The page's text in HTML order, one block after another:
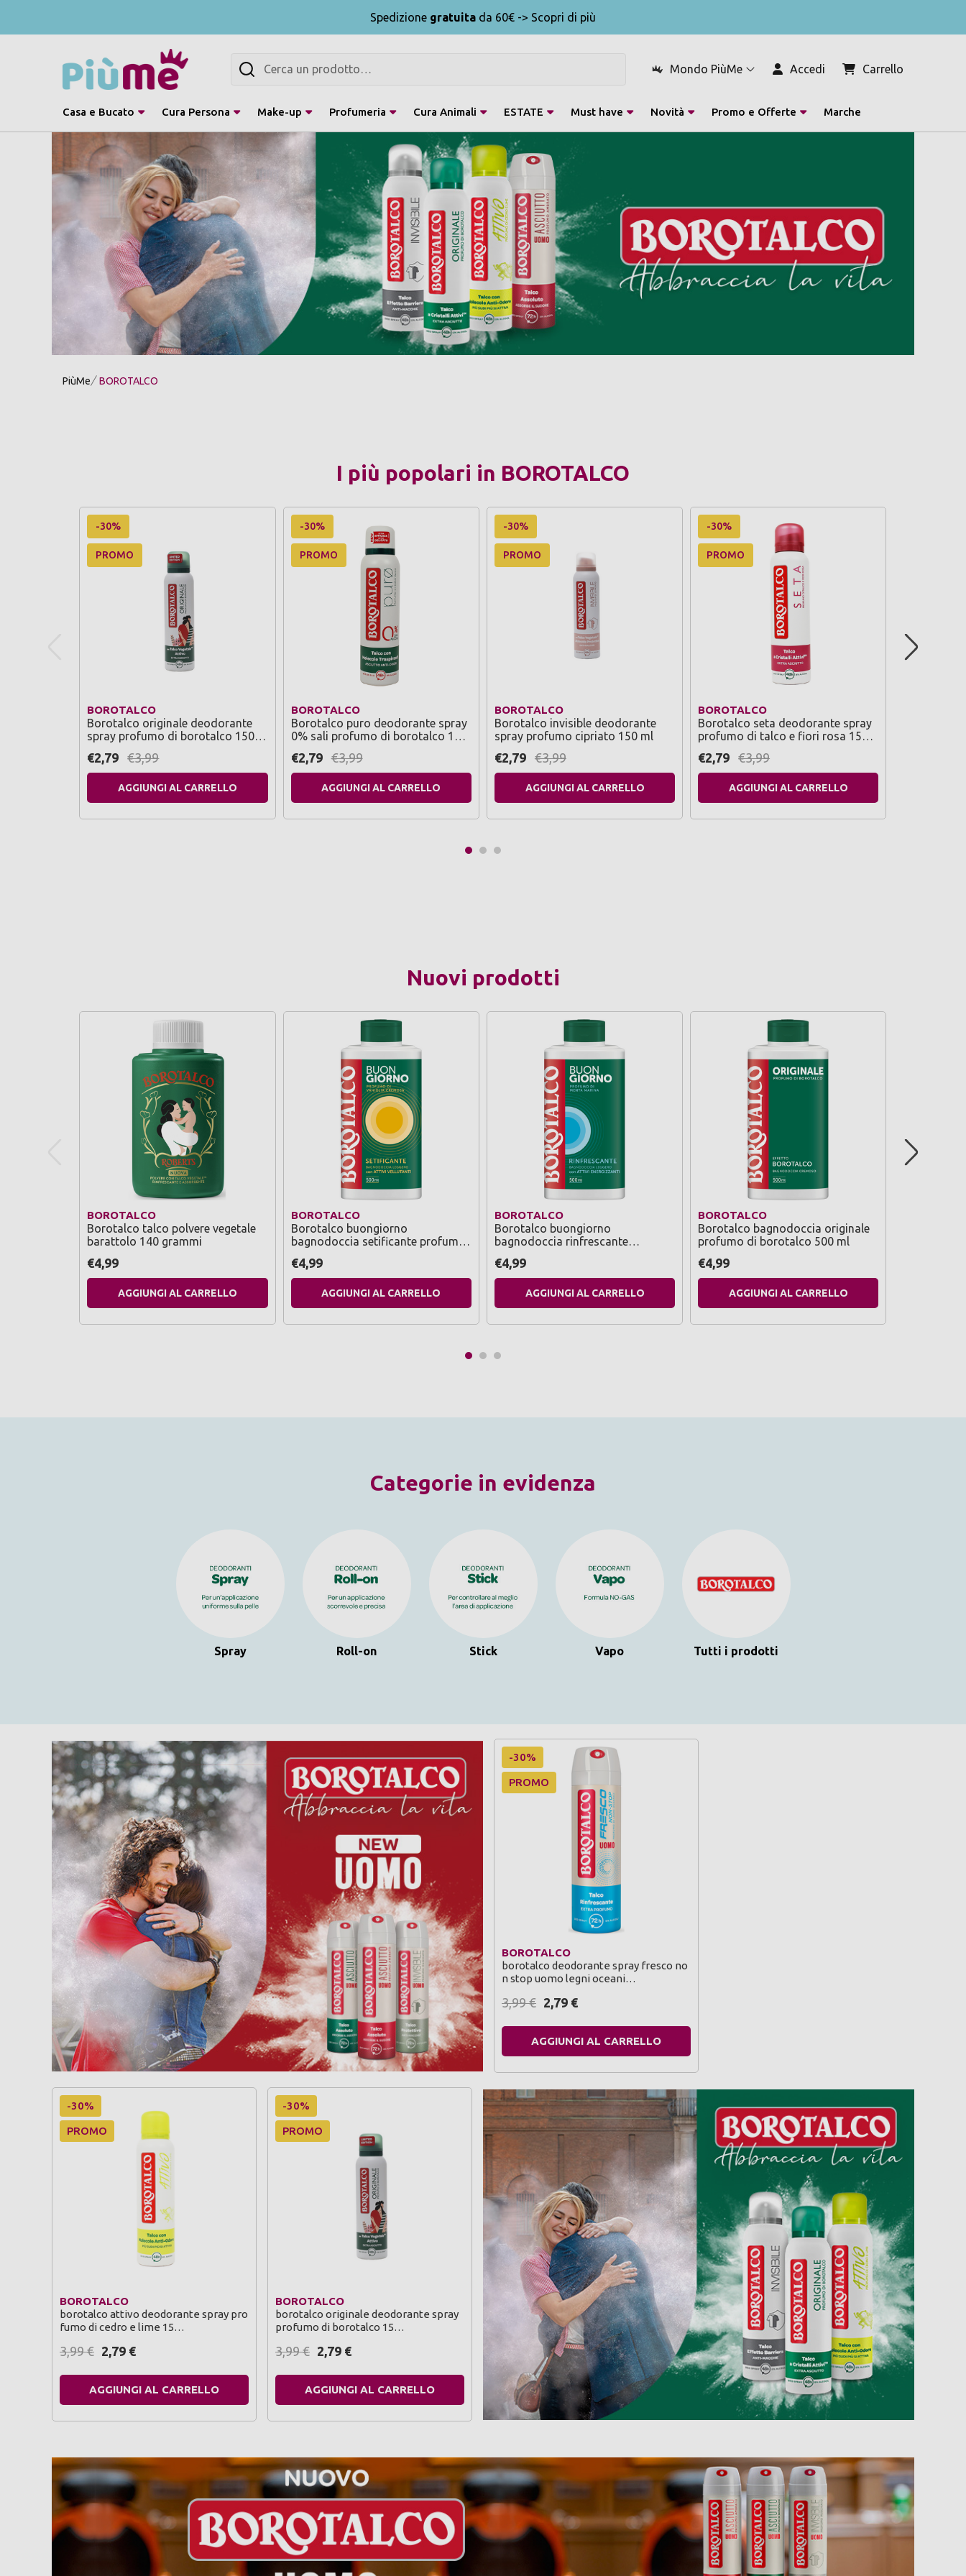
Spedizione gratuita da 60€ -> Scopri di più
Mondo PiùMe Accedi Carrello
Cerca
Casa e Bucato Cura Persona Make-up Profumeria Cura Animali ESTATE Must have Novità Promo e Offerte Marche
PiùMe BOROTALCO
I più popolari in BOROTALCO
-30%
PROMO
BOROTALCO
Borotalco originale deodorante
spray profumo di borotalco 150
€2,79 €3,99
AGGIUNGI AL CARRELLO
-30%
PROMO
BOROTALCO
Borotalco puro deodorante spray
0% sali profumo di borotalco 150
€2,79 €3,99
AGGIUNGI AL CARRELLO
-30%
PROMO
BOROTALCO
Borotalco invisible deodorante
spray profumo cipriato 150 ml
€2,79 €3,99
AGGIUNGI AL CARRELLO
-30%
PROMO
BOROTALCO
Borotalco seta deodorante spray
profumo di talco e fiori rosa 150
€2,79 €3,99
AGGIUNGI AL CARRELLO
Nuovi prodotti
BOROTALCO
Borotalco talco polvere vegetale
barattolo 140 grammi
€4,99
AGGIUNGI AL CARRELLO
BOROTALCO
Borotalco buongiorno
bagnodoccia setificante profumo
€4,99
AGGIUNGI AL CARRELLO
BOROTALCO
Borotalco buongiorno
bagnodoccia rinfrescante
€4,99
AGGIUNGI AL CARRELLO
BOROTALCO
Borotalco bagnodoccia originale
profumo di borotalco 500 ml
€4,99
AGGIUNGI AL CARRELLO
Categorie in evidenza
Spray Roll-on Stick Vapo Tutti i prodotti
BOROTALCO
borotalco deodorante spray fresco no
n stop uomo legni oceani…
3,99€ 2,79 €
-30%
PROMO
AGGIUNGI AL CARRELLO
BOROTALCO
borotalco attivo deodorante spray pro
fumo di cedro e lime 15…
3,99€ 2,79 €
-30%
PROMO
AGGIUNGI AL CARRELLO
BOROTALCO
borotalco originale deodorante spray
profumo di borotalco 15…
3,99€ 2,79 €
-30%
PROMO
AGGIUNGI AL CARRELLO